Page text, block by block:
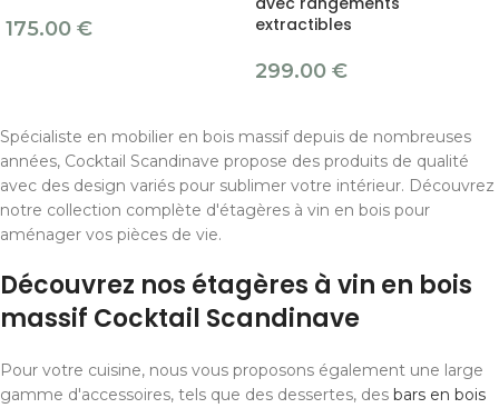
175.00 €
extractibles
299.00 €
Spécialiste en mobilier en bois massif depuis de nombreuses
années, Cocktail Scandinave propose des produits de qualité
avec des design variés pour sublimer votre intérieur. Découvrez
notre collection complète d'étagères à vin en bois pour
aménager vos pièces de vie.
Découvrez nos étagères à vin en bois
massif Cocktail Scandinave
Pour votre cuisine, nous vous proposons également une large
gamme d'accessoires, tels que des dessertes, des bars en bois